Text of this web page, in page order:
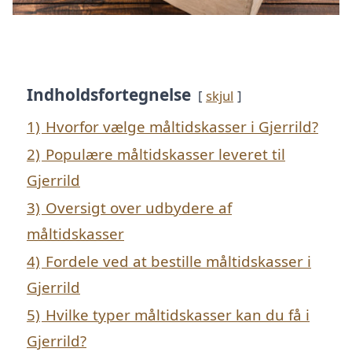
Indholdsfortegnelse skjul
1) Hvorfor vælge måltidskasser i Gjerrild?
2) Populære måltidskasser leveret til
Gjerrild
3) Oversigt over udbydere af
måltidskasser
4) Fordele ved at bestille måltidskasser i
Gjerrild
5) Hvilke typer måltidskasser kan du få i
Gjerrild?